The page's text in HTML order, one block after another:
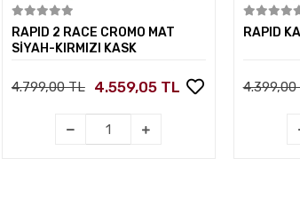
RAPID 2 RACE CROMO MAT
SİYAH-KIRMIZI KASK
4.799,00 TL 4.559,05 TL
RAPID
4.399,00